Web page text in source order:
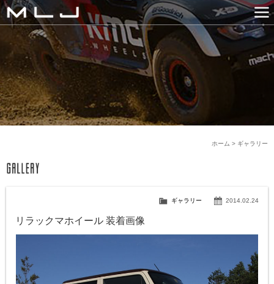
MLJ / Lexani(レクサーニ
PRODUCTS
GALLERY
SNS
COMPANY
HISTORY
CONTACT US
ギャラリー
ホーム >
2014.02.24
ギャラリー
リラックマホイール 装着画像